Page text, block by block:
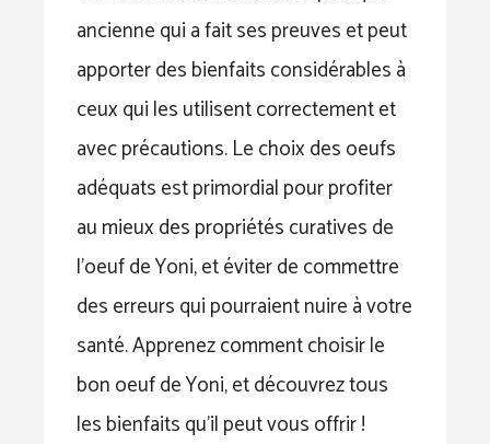
ancienne qui a fait ses preuves et peut
apporter des bienfaits considérables à
ceux qui les utilisent correctement et
avec précautions. Le choix des oeufs
adéquats est primordial pour profiter
au mieux des propriétés curatives de
l’oeuf de Yoni, et éviter de commettre
des erreurs qui pourraient nuire à votre
santé. Apprenez comment choisir le
bon oeuf de Yoni, et découvrez tous
les bienfaits qu’il peut vous offrir !